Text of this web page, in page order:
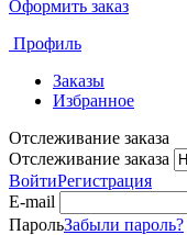
Оформить заказ
Профиль
Заказы
Избранное
Отслеживание заказа
Отслеживание заказа
ВойтиРегистрация
E-mail
ПарольЗабыли пароль?